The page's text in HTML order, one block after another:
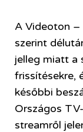
A Videoton –
szerint
jelleg miatt a
frissítésekre,
későbbi
Országos
streamről